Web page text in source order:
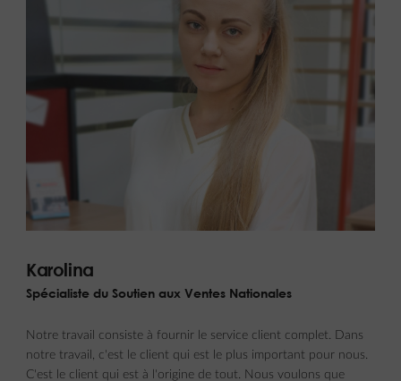
Karolina
Spécialiste du Soutien aux Ventes Nationales
Notre travail consiste à fournir le service client complet. Dans
notre travail, c'est le client qui est le plus important pour nous.
C'est le client qui est à l'origine de tout. Nous voulons que